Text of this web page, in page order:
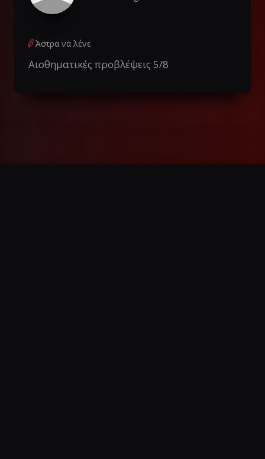
Άστρα να λένε
Αισθηματικές προβλέψεις 5/8